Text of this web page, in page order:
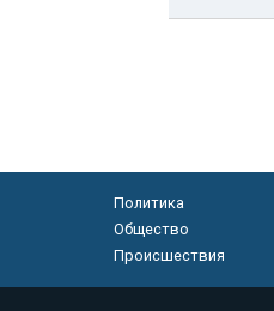
Политика
Общество
Происшествия